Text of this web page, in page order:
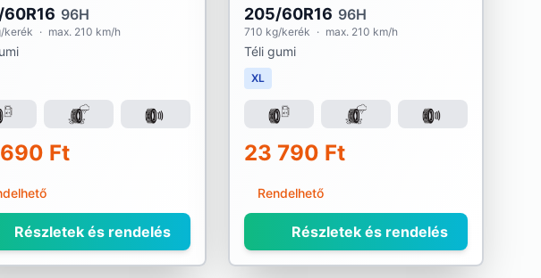
96H
kerék · max. 210 km/h
Ft
Részletek és rendelés
205/60R16 96H
710 kg/kerék · max. 210 km/h
Téli gumi
XL
23 790 Ft
Rendelhető
Részletek és rendelés